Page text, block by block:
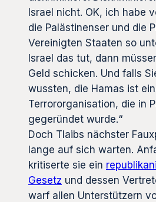
Israel nicht. OK, ich habe
die Palästinenser und die
Vereinigten Staaten so
Israel das tut, dann
Geld schicken. Und falls
wussten, die Hamas ist
Terrororganisation, die in
gegeründet wurde.“
Doch Tlaibs nächster
lange auf sich warten.
kritiserte sie ein
Gesetz und dessen
warf allen Unterstützern